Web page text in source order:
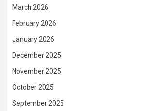
March 2026
February 2026
January 2026
December 2025
November 2025
October 2025
September 2025